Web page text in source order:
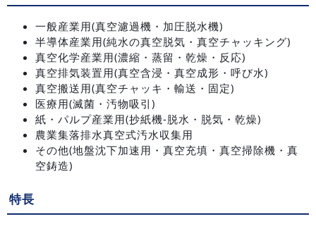
一般産業用(真空濾過機・加圧脱水機)
半導体産業用(純水の真空脱気・真空チャッキング)
真空化学産業用(濃縮・蒸留・乾燥・反応)
真空排気装置用(真空含浸・真空成形・呼び水)
真空搬送用(真空チャッキ・輸送・固定)
医療用(滅菌・汚物吸引)
紙・パルプ産業用(抄紙機-脱水・脱気・乾燥)
農業集落排水真空式汚水収集用
その他(地盤沈下加速用・真空充填・真空掃除機・真
空鋳造)
特長